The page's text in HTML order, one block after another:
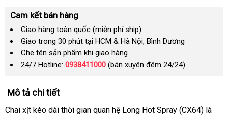
Cam kết bán hàng
Giao hàng toàn quốc (miễn phí ship)
Giao trong 30 phút tại HCM & Hà Nội, Bình Dương
Che tên sản phẩm khi giao hàng
24/7 Hotline: 0938411000 (bán xuyên đêm 24/24)
Mô tả chi tiết
Chai xịt kéo dài thời gian quan hệ Long Hot Spray (CX64) là